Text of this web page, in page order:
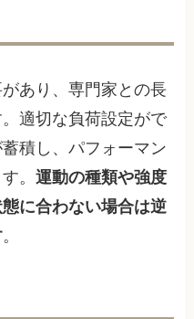
あり、専門家との長
適切な負荷設定がで
積し、パフォーマン
。運動の種類や強度
に合わない場合は逆
。